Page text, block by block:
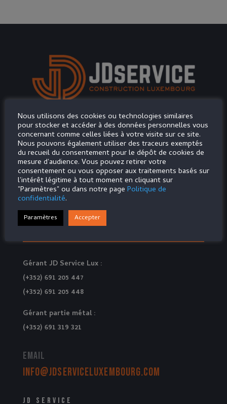
Faites appel à JD Service et pensons ou repensons
ensemble un nouvel intérieur à votre image, qui
correspondra à vos envies et dont l’apparence sera
plus dans l’air du temps.
Contact
Gérant JD Service Lux :
(+352) 691 205 447
(+352) 691 205 448
Gérant partie métal :
(+352) 691 319 321
Email
info@jdserviceluxembourg.com
JD Service
Nous utilisons des cookies ou technologies similaires
pour stocker et accéder à des données personnelles vous
concernant comme celles liées à votre visite sur ce site.
Nous pouvons également utiliser des traceurs exemptés
du recueil du consentement pour le dépôt de cookies de
mesure d'audience. Vous pouvez retirer votre
consentement ou vous opposer aux traitements basés sur
l'intérêt légitime à tout moment en cliquant sur
"Paramètres" ou dans notre page Politique de
confidentialité.
Paramètres Accepter